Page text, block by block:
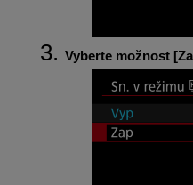
Vyberte možnost [